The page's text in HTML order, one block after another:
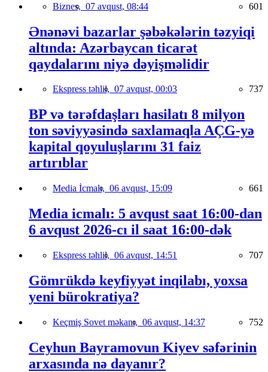
Biznes, 07 avqust, 08:44 601
Ənənəvi bazarlar şəbəkələrin təzyiqi
altında: Azərbaycan ticarət
qaydalarını niyə dəyişməlidir
Ekspress təhlil, 07 avqust, 00:03 737
BP və tərəfdaşları hasilatı 8 milyon
ton səviyyəsində saxlamaqla AÇG-yə
kapital qoyuluşlarını 31 faiz
artırıblar
Media İcmalı, 06 avqust, 15:09 661
Media icmalı: 5 avqust saat 16:00-dan
6 avqust 2026-cı il saat 16:00-dək
Ekspress təhlil, 06 avqust, 14:51 707
Gömrükdə keyfiyyət inqilabı, yoxsa
yeni bürokratiya?
Keçmiş Sovet məkanı, 06 avqust, 14:37 752
Ceyhun Bayramovun Kiyev səfərinin
arxasında nə dayanır?